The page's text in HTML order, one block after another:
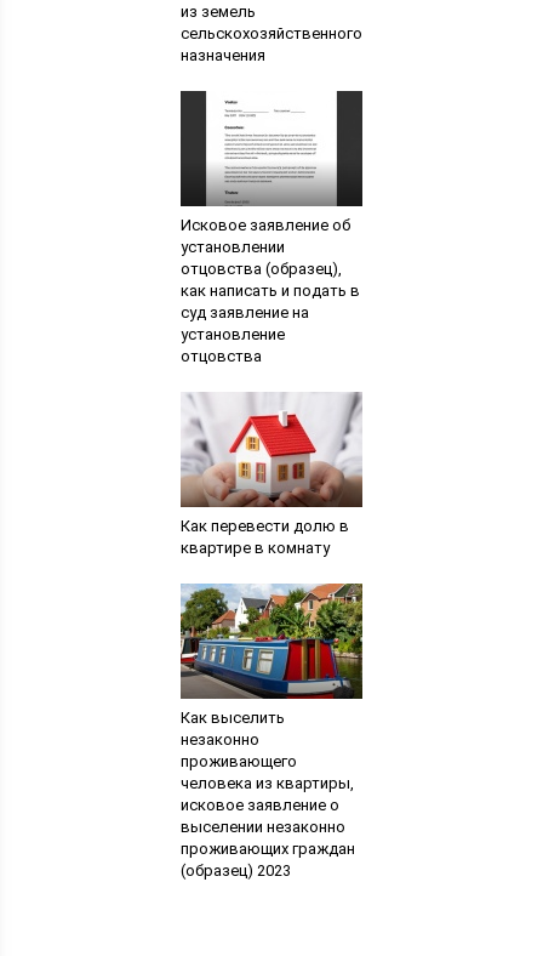
из земель
сельскохозяйственного
назначения
Исковое заявление об
установлении
отцовства (образец),
как написать и подать в
суд заявление на
установление
отцовства
Как перевести долю в
квартире в комнату
Как выселить
незаконно
проживающего
человека из квартиры,
исковое заявление о
выселении незаконно
проживающих граждан
(образец) 2023